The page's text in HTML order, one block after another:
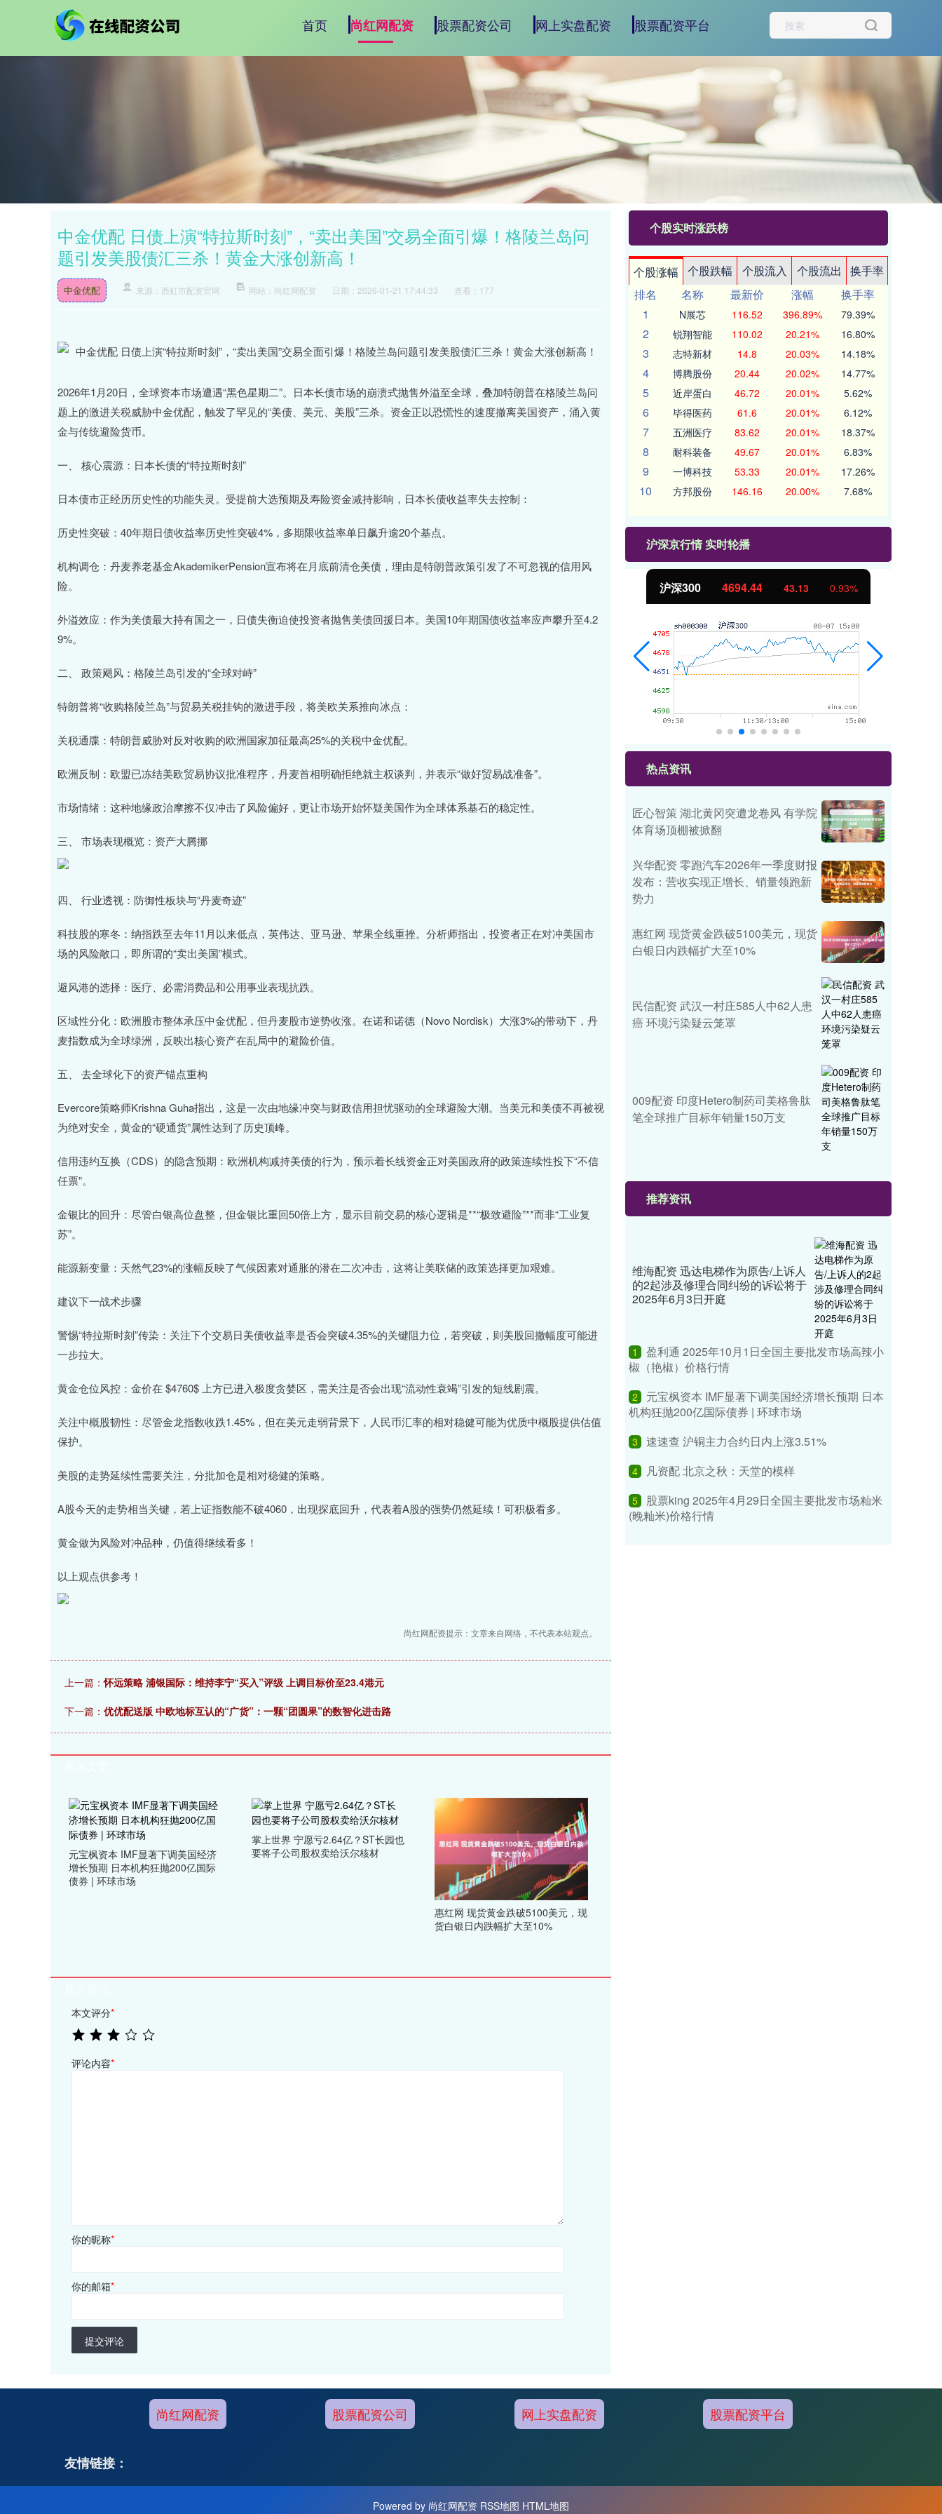
首页 尚红网配资 股票配资公司 网上实盘配资 股票配资平台
中金优配 日债上演“特拉斯时刻”，“卖出美国”交易全面引爆！格陵兰岛问
题引发美股债汇三杀！黄金大涨创新高！
中金优配 来源：西虹市配资官网 网站：尚红网配资 日期：2026-01-21 17:44:33 查看：177
2026年1月20日，全球资本市场遭遇“黑色星期二”。日本长债市场的崩溃式抛售外溢至全球，叠加特朗普在格陵兰岛问
题上的激进关税威胁中金优配，触发了罕见的“美债、美元、美股”三杀。资金正以恐慌性的速度撤离美国资产，涌入黄
金与传统避险货币。
一、 核心震源：日本长债的“特拉斯时刻”
日本债市正经历历史性的功能失灵。受提前大选预期及寿险资金减持影响，日本长债收益率失去控制：
历史性突破：40年期日债收益率历史性突破4%，多期限收益率单日飙升逾20个基点。
机构调仓：丹麦养老基金AkademikerPension宣布将在月底前清仓美债，理由是特朗普政策引发了不可忽视的信用风
险。
外溢效应：作为美债最大持有国之一，日债失衡迫使投资者抛售美债回援日本。美国10年期国债收益率应声攀升至4.2
9%。
二、 政策飓风：格陵兰岛引发的“全球对峙”
特朗普将“收购格陵兰岛”与贸易关税挂钩的激进手段，将美欧关系推向冰点：
关税通牒：特朗普威胁对反对收购的欧洲国家加征最高25%的关税中金优配。
欧洲反制：欧盟已冻结美欧贸易协议批准程序，丹麦首相明确拒绝就主权谈判，并表示“做好贸易战准备”。
市场情绪：这种地缘政治摩擦不仅冲击了风险偏好，更让市场开始怀疑美国作为全球体系基石的稳定性。
三、 市场表现概览：资产大腾挪
四、 行业透视：防御性板块与“丹麦奇迹”
科技股的寒冬：纳指跌至去年11月以来低点，英伟达、亚马逊、苹果全线重挫。分析师指出，投资者正在对冲美国市
场的风险敞口，即所谓的“卖出美国”模式。
避风港的选择：医疗、必需消费品和公用事业表现抗跌。
区域性分化：欧洲股市整体承压中金优配，但丹麦股市逆势收涨。在诺和诺德（Novo Nordisk）大涨3%的带动下，丹
麦指数成为全球绿洲，反映出核心资产在乱局中的避险价值。
五、 去全球化下的资产锚点重构
Evercore策略师Krishna Guha指出，这是一次由地缘冲突与财政信用担忧驱动的全球避险大潮。当美元和美债不再被视
为绝对安全，黄金的“硬通货”属性达到了历史顶峰。
信用违约互换（CDS）的隐含预期：欧洲机构减持美债的行为，预示着长线资金正对美国政府的政策连续性投下“不信
任票”。
金银比的回升：尽管白银高位盘整，但金银比重回50倍上方，显示目前交易的核心逻辑是**“极致避险”**而非“工业复
苏”。
能源新变量：天然气23%的涨幅反映了气候因素对通胀的潜在二次冲击，这将让美联储的政策选择更加艰难。
建议下一战术步骤
警惕“特拉斯时刻”传染：关注下个交易日美债收益率是否会突破4.35%的关键阻力位，若突破，则美股回撤幅度可能进
一步拉大。
黄金仓位风控：金价在 $4760$ 上方已进入极度贪婪区，需关注是否会出现“流动性衰竭”引发的短线剧震。
关注中概股韧性：尽管金龙指数收跌1.45%，但在美元走弱背景下，人民币汇率的相对稳健可能为优质中概股提供估值
保护。
美股的走势延续性需要关注，分批加仓是相对稳健的策略。
A股今天的走势相当关键，若上证指数能不破4060，出现探底回升，代表着A股的强势仍然延续！可积极看多。
黄金做为风险对冲品种，仍值得继续看多！
以上观点供参考！
尚红网配资提示：文章来自网络，不代表本站观点。
上一篇：怀远策略 浦银国际：维持李宁“买入”评级 上调目标价至23.4港元
下一篇： 优优配送版 中欧地标互认的“广货”：一颗“团圆果”的数智化进击路
元宝枫资本 IMF显著下调美国经济
增长预期 日本机构狂抛200亿国际
债券 | 环球市场
掌上世界 宁愿亏2.64亿？ST长园也
要将子公司股权卖给沃尔核材
惠红网 现货黄金跌破5100美元，现
货白银日内跌幅扩大至10%
本文评分*
评论内容*
你的昵称*
你的邮箱*
提交评论
个股实时涨跌榜
个股涨幅 个股跌幅 个股流入 个股流出
换手率
排名
名称 最新价 涨幅
换手率
1
N展芯 116.52 396.89% 79.39%
2 锐翔智能 110.02 20.21% 16.80%
3 志特新材 14.8 20.03% 14.18%
4 博腾股份 20.44 20.02% 14.77%
5 近岸蛋白 46.72 20.01% 5.62%
6 毕得医药 61.6 20.01% 6.12%
7 五洲医疗 83.62 20.01% 18.37%
8 耐科装备 49.67 20.01% 6.83%
9 一博科技 53.33 20.01% 17.26%
10 方邦股份 146.16 20.00% 7.68%
沪深京行情 实时轮播
2.13% 沪深300 4694.44 43.13 0.93%
热点资讯
匠心智策 湖北黄冈突遭龙卷风 有学院
体育场顶棚被掀翻
兴华配资 零跑汽车2026年一季度财报
发布：营收实现正增长、销量领跑新
势力
惠红网 现货黄金跌破5100美元，现货
白银日内跌幅扩大至10%
民信配资 武汉一村庄585人中62人患
癌 环境污染疑云笼罩
009配资 印度Hetero制药司美格鲁肽
笔全球推广目标年销量150万支
推荐资讯
维海配资 迅达电梯作为原告/上诉人
的2起涉及修理合同纠纷的诉讼将于
2025年6月3日开庭
1
盈利通 2025年10月1日全国主要批发市场高辣小
椒（艳椒）价格行情
2
元宝枫资本 IMF显著下调美国经济增长预期 日本
机构狂抛200亿国际债券 | 环球市场
3 速速查 沪铜主力合约日内上涨3.51%
4 凡资配 北京之秋：天堂的模样
5
股票king 2025年4月29日全国主要批发市场籼米
(晚籼米)价格行情
尚红网配资 股票配资公司 网上实盘配资 股票配资平台
友情链接：
Powered by 尚红网配资 RSS地图 HTML地图